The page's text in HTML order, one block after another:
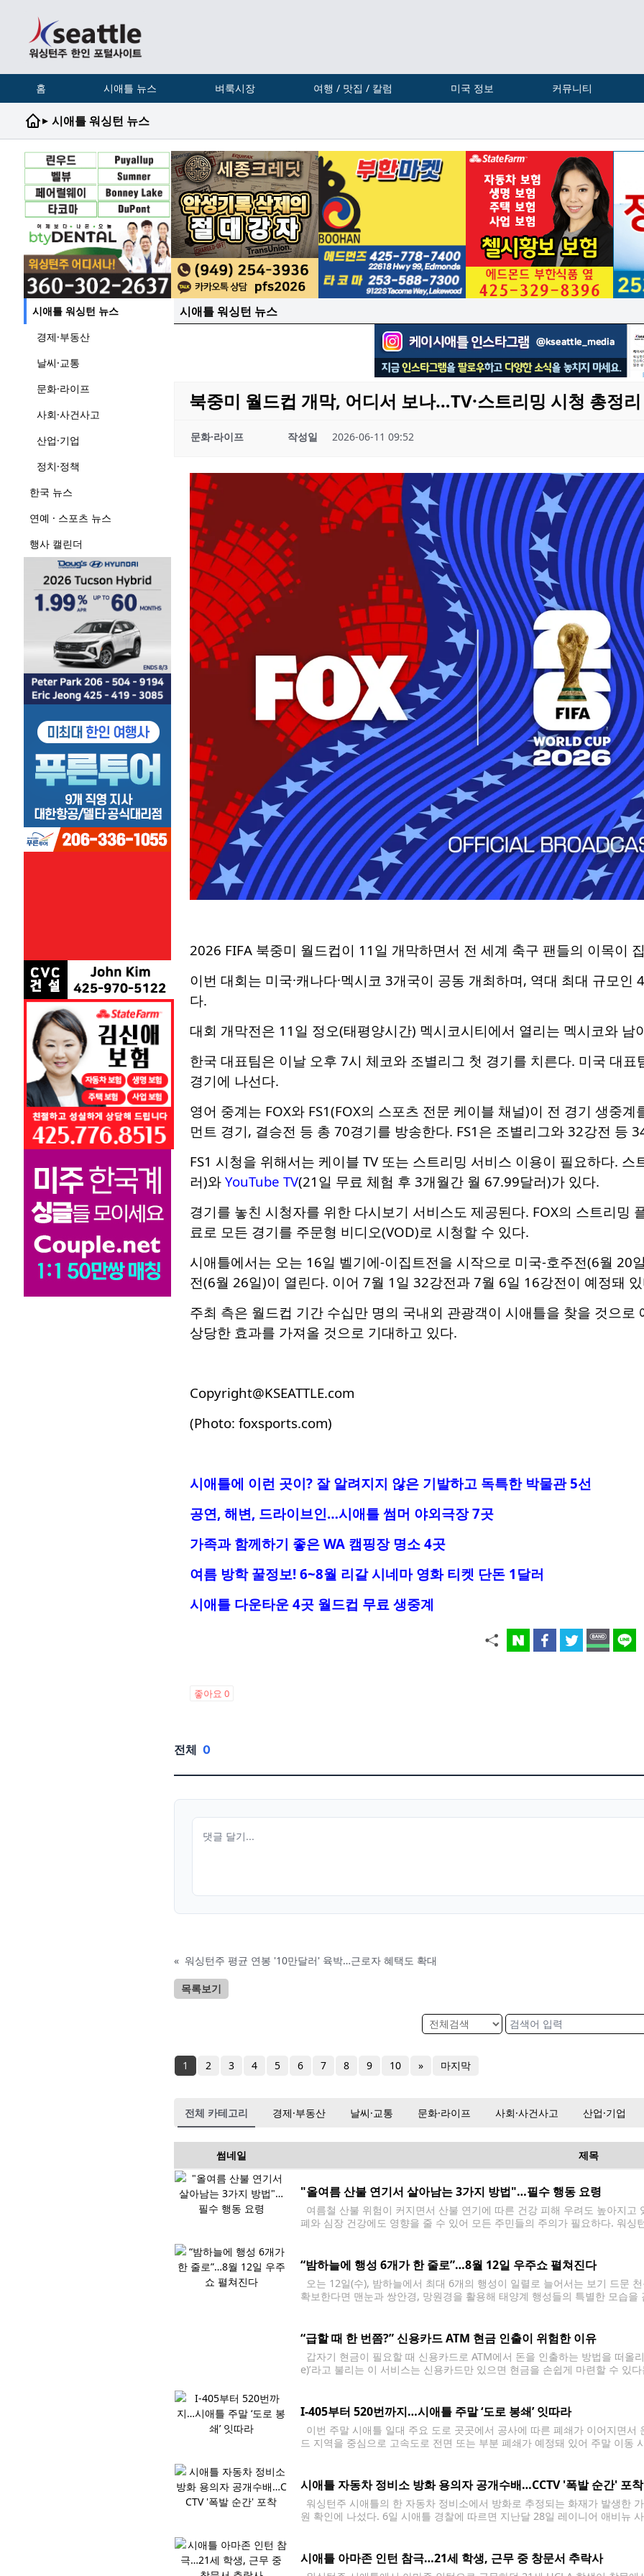
홈 시애틀 뉴스 벼룩시장 여행 / 맛집 / 칼럼 미국 정보 커뮤니티
▸ 시애틀 워싱턴 뉴스
시애틀 워싱턴 뉴스
경제·부동산
날씨·교통
문화·라이프
사회·사건사고
산업·기업
정치·정책
한국 뉴스
연예 · 스포츠 뉴스
행사 캘린더
시애틀 워싱턴 뉴스
북중미 월드컵 개막, 어디서 보나…TV·스트리밍 시청 총정리
문화·라이프 작성일 2026-06-11 09:52
2026 FIFA 북중미 월드컵이 11일 개막하면서 전 세계 축구 팬들의 이목이
이번 대회는 미국·캐나다·멕시코 3개국이 공동 개최하며, 역대 최대 규모
다.
대회 개막전은 11일 정오(태평양시간) 멕시코시티에서 열리는 멕시코와 남
한국 대표팀은 이날 오후 7시 체코와 조별리그 첫 경기를 치른다. 미국 대
경기에 나선다.
영어 중계는 FOX와 FS1(FOX의 스포츠 전문 케이블 채널)이 전 경기 생중
먼트 경기, 결승전 등 총 70경기를 방송한다. FS1은 조별리그와 32강전 등
FS1 시청을 위해서는 케이블 TV 또는 스트리밍 서비스 이용이 필요하다. 스
러)와 YouTube TV(21일 무료 체험 후 3개월간 월 67.99달러)가 있다.
경기를 놓친 시청자를 위한 다시보기 서비스도 제공된다. FOX의 스트리밍
료로 모든 경기를 주문형 비디오(VOD)로 시청할 수 있다.
시애틀에서는 오는 16일 벨기에-이집트전을 시작으로 미국-호주전(6월 20
전(6월 26일)이 열린다. 이어 7월 1일 32강전과 7월 6일 16강전이 예정돼
주최 측은 월드컵 기간 수십만 명의 국내외 관광객이 시애틀을 찾을 것으
상당한 효과를 가져올 것으로 기대하고 있다.
Copyright@KSEATTLE.com
(Photo: foxsports.com)
시애틀에 이런 곳이? 잘 알려지지 않은 기발하고 독특한 박물관 5선
공연, 해변, 드라이브인…시애틀 썸머 야외극장 7곳
가족과 함께하기 좋은 WA 캠핑장 명소 4곳
여름 방학 꿀정보! 6~8월 리갈 시네마 영화 티켓 단돈 1달러
시애틀 다운타운 4곳 월드컵 무료 생중계
좋아요 0
전체 0
« 워싱턴주 평균 연봉 '10만달러' 육박…근로자 혜택도 확대
목록보기
1 2 3 4 5 6 7 8 9 10 » 마지막
전체 카테고리 경제·부동산 날씨·교통 문화·라이프 사회·사건사고 산업·기업
썸네일 제목
"올여름 산불 연기서 살아남는 3가지 방법"…필수 행동 요령
여름철 산불 위험이 커지면서 산불 연기에 따른 건강 피해 우려도 높아지
폐와 심장 건강에도 영향을 줄 수 있어 모든 주민들의 주의가 필요하다. 워
“밤하늘에 행성 6개가 한 줄로”…8월 12일 우주쇼 펼쳐진다
오는 12일(수), 밤하늘에서 최대 6개의 행성이 일렬로 늘어서는 보기 드문
확보한다면 맨눈과 쌍안경, 망원경을 활용해 태양계 행성들의 특별한 모습
“급할 때 한 번쯤?” 신용카드 ATM 현금 인출이 위험한 이유
갑자기 현금이 필요할 때 신용카드로 ATM에서 돈을 인출하는 방법을 떠올
e)’라고 불리는 이 서비스는 신용카드만 있으면 현금을 손쉽게 마련할 수 있
I-405부터 520번까지…시애틀 주말 ‘도로 봉쇄’ 잇따라
이번 주말 시애틀 일대 주요 도로 곳곳에서 공사에 따른 폐쇄가 이어지면
드 지역을 중심으로 고속도로 전면 또는 부분 폐쇄가 예정돼 있어 주말 이동
시애틀 자동차 정비소 방화 용의자 공개수배…CCTV '폭발 순간' 포착
워싱턴주 시애틀의 한 자동차 정비소에서 방화로 추정되는 화재가 발생한
원 확인에 나섰다. 6일 시애틀 경찰에 따르면 지난달 28일 레이니어 애비뉴
시애틀 아마존 인턴 참극…21세 학생, 근무 중 창문서 추락사